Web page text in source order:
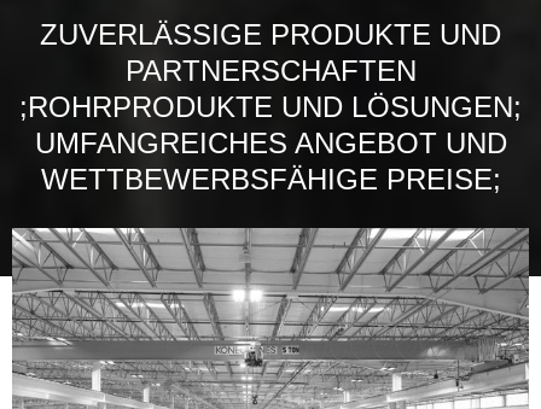
ZUVERLÄSSIGE PRODUKTE UND
PARTNERSCHAFTEN
;ROHRPRODUKTE UND LÖSUNGEN;
UMFANGREICHES ANGEBOT UND
WETTBEWERBSFÄHIGE PREISE;